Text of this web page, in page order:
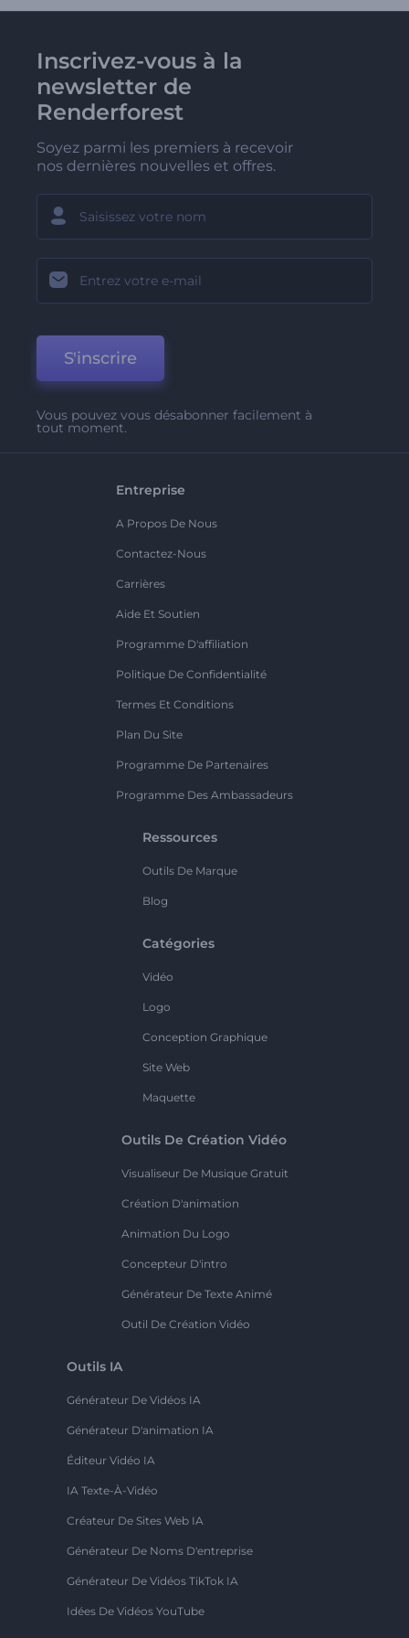
Inscrivez-vous à la
newsletter de
Renderforest
Soyez parmi les premiers à recevoir
nos dernières nouvelles et offres.
S'inscrire
Vous pouvez vous désabonner facilement à
tout moment.
Entreprise
A Propos De Nous
Contactez-Nous
Carrières
Aide Et Soutien
Programme D'affiliation
Politique De Confidentialité
Termes Et Conditions
Plan Du Site
Programme De Partenaires
Programme Des Ambassadeurs
Ressources
Outils De Marque
Blog
Catégories
Vidéo
Logo
Conception Graphique
Site Web
Maquette
Outils De Création Vidéo
Visualiseur De Musique Gratuit
Création D'animation
Animation Du Logo
Concepteur D'intro
Générateur De Texte Animé
Outil De Création Vidéo
Outils IA
Générateur De Vidéos IA
Générateur D'animation IA
Éditeur Vidéo IA
IA Texte-À-Vidéo
Créateur De Sites Web IA
Générateur De Noms D'entreprise
Générateur De Vidéos TikTok IA
Idées De Vidéos YouTube